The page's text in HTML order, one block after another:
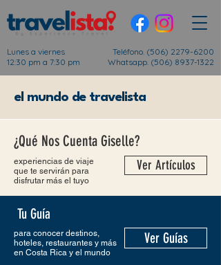
Lunes a viernes
12:30 pm a 7:30 pm
Teléfono. (506) 2279-6200
Whatsapp. (506) 8937-1322
el mundo de travelista
¿Qué Nos Cuenta Giselle?
experiencias de viaje
que te servirán para
disfrutar más el tuyo
Ver Artículos
Tu Guía
para conocer destinos,
hoteles, restaurantes y más
en Costa Rica y el mundo
Ver Guías